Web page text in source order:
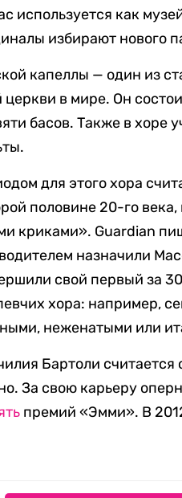
используется как
избирают нового
капеллы — один из
церкви в мире. Он
басов. Также в хоре
для этого хора
половине 20-го века,
криками». Guardian
назначили
свой первый за
хора: например,
неженатыми или
Бартоли
За свою карьеру
премий «Эмми». В